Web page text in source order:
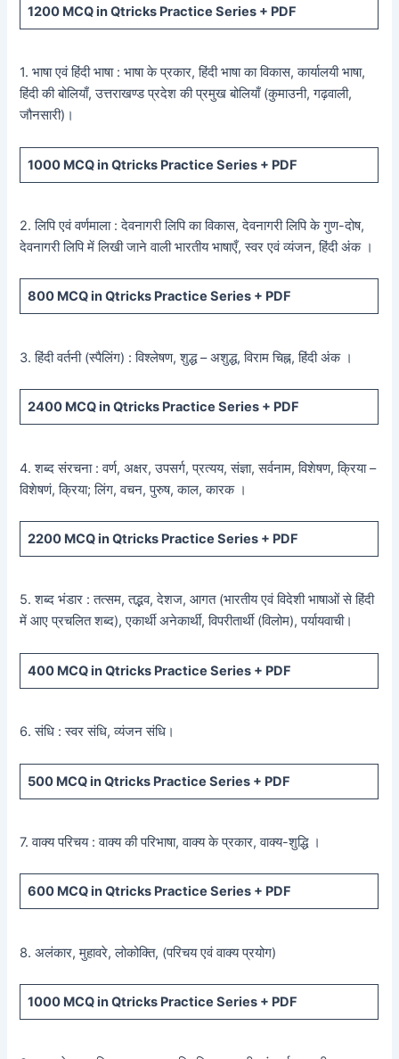
1200 MCQ in Qtricks Practice Series + PDF
1. भाषा एवं हिंदी भाषा : भाषा के प्रकार, हिंदी भाषा का विकास, कार्यालयी भाषा,
हिंदी की बोलियाँ, उत्तराखण्ड प्रदेश की प्रमुख बोलियाँ (कुमाउनी, गढ़वाली,
जौनसारी)।
1000 MCQ in Qtricks Practice Series + PDF
2. लिपि एवं वर्णमाला : देवनागरी लिपि का विकास, देवनागरी लिपि के गुण-दोष,
देवनागरी लिपि में लिखी जाने वाली भारतीय भाषाएँ, स्वर एवं व्यंजन, हिंदी अंक ।
800 MCQ in Qtricks Practice Series + PDF
3. हिंदी वर्तनी (स्पैलिंग) : विश्लेषण, शुद्ध – अशुद्ध, विराम चिह्न, हिंदी अंक ।
2400 MCQ in Qtricks Practice Series + PDF
4. शब्द संरचना : वर्ण, अक्षर, उपसर्ग, प्रत्यय, संज्ञा, सर्वनाम, विशेषण, क्रिया –
विशेषणं, क्रिया; लिंग, वचन, पुरुष, काल, कारक ।
2200 MCQ in Qtricks Practice Series + PDF
5. शब्द भंडार : तत्सम, तद्भव, देशज, आगत (भारतीय एवं विदेशी भाषाओं से हिंदी
में आए प्रचलित शब्द), एकार्थी अनेकार्थी, विपरीतार्थी (विलोम), पर्यायवाची।
400 MCQ in Qtricks Practice Series + PDF
6. संधि : स्वर संधि, व्यंजन संधि।
500 MCQ in Qtricks Practice Series + PDF
7. वाक्य परिचय : वाक्य की परिभाषा, वाक्य के प्रकार, वाक्य-शुद्धि ।
600 MCQ in Qtricks Practice Series + PDF
8. अलंकार, मुहावरे, लोकोक्ति, (परिचय एवं वाक्य प्रयोग)
1000 MCQin Qtricks Practice Series + PDF